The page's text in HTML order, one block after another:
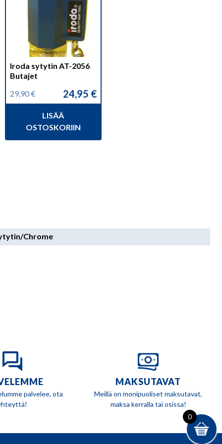
Iroda sytytin AT-2056
Butajet
29,90€
Alkuperäinen
hinta
29,90 €.
24,95 €
Nykyinen
hinta
24,95 €.
LISÄÄ
OSTOSKORIIN
Chrome
palvelee, ota
MAKSUTAVAT
Meillä on monipuoliset maksutavat,
maksa kerralla tai osissa!
0